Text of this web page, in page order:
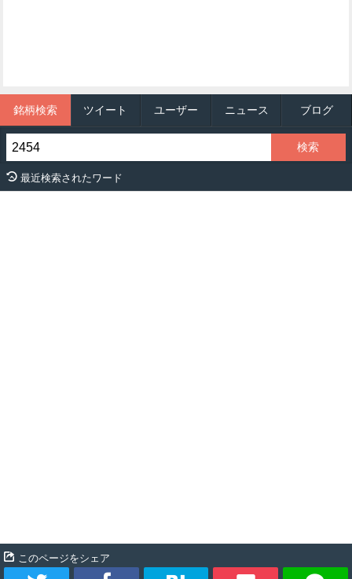
銘柄検索 ツイート ユーザー ニュース ブログ
最近検索されたワード
このページをシェア